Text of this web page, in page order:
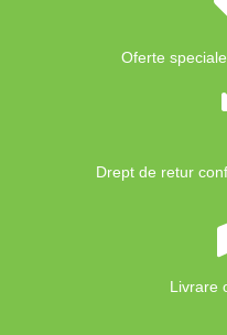
Oferte
Drept de retur
Livrare